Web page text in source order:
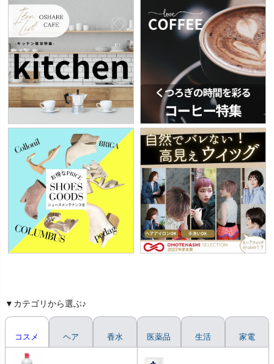
▼カテゴリから選ぶ♪
コスメ ヘア 香水 医薬品 生活 家電